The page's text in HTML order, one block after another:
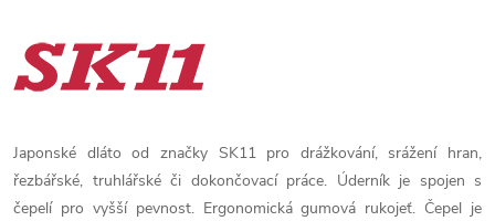
Japonské dláto od značky SK11 pro drážkování, srážení hran,
řezbářské, truhlářské či dokončovací práce. Úderník je spojen s
čepelí pro vyšší pevnost. Ergonomická gumová rukojeť. Čepel je